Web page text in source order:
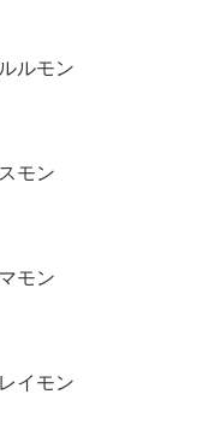
ルモン
モン
モン
イモン